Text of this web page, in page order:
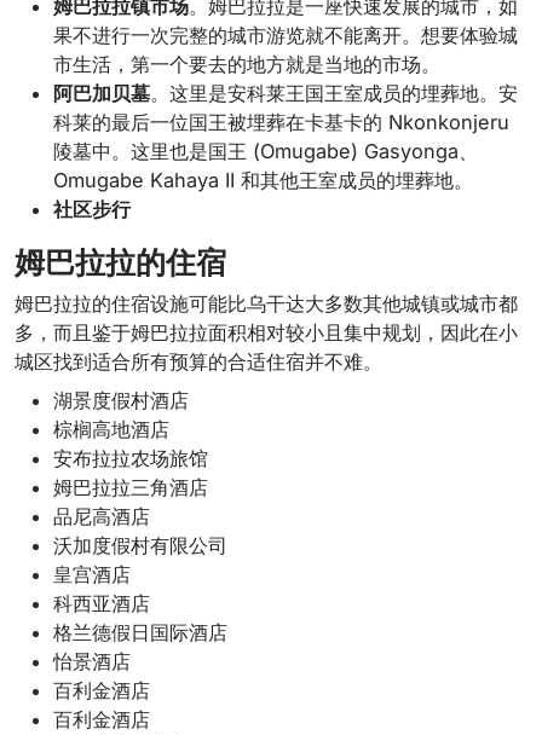
姆巴拉拉镇市场。姆巴拉拉是一座快速发展的城市，如
果不进行一次完整的城市游览就不能离开。想要体验城
市生活，第一个要去的地方就是当地的市场。
阿巴加贝墓。这里是安科莱王国王室成员的埋葬地。安
科莱的最后一位国王被埋葬在卡基卡的 Nkonkonjeru
陵墓中。这里也是国王 (Omugabe) Gasyonga、
Omugabe Kahaya II 和其他王室成员的埋葬地。
社区步行
姆巴拉拉的住宿
姆巴拉拉的住宿设施可能比乌干达大多数其他城镇或城市都
多，而且鉴于姆巴拉拉面积相对较小且集中规划，因此在小
城区找到适合所有预算的合适住宿并不难。
湖景度假村酒店
棕榈高地酒店
安布拉拉农场旅馆
姆巴拉拉三角酒店
品尼高酒店
沃加度假村有限公司
皇宫酒店
科西亚酒店
格兰德假日国际酒店
怡景酒店
百利金酒店
百利金酒店